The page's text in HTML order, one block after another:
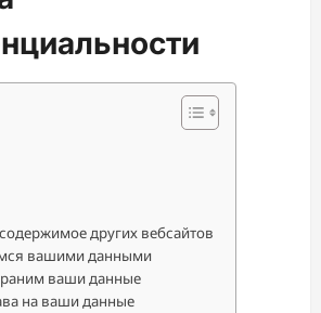
других вебсайтов
вашими данными
ваши данные
на ваши данные